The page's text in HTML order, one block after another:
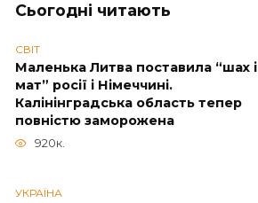
Сьогодні читають
СВІТ
Маленька Литва поставила “шах і
мат” росії і Німеччині.
Калінінградська область тепер
повністю заморожена
920к.
УКРАЇНА